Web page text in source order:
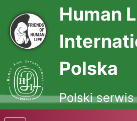
Human
Polska
Polski